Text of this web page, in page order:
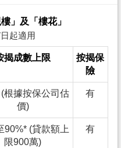
」及「樓花」
起適用
揭成數上限
按揭保
險
根據按保公司估
價)
有
90%* (貸款額上
限900萬)
有